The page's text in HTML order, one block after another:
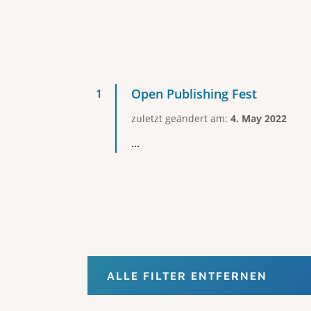
Open Publishing Fest
zuletzt geändert am: 4. May 2022
...
ALLE FILTER ENTFERNEN